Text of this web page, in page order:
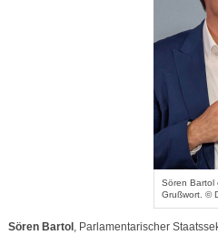
Sören Bartol
Grußwort. ©
Sören Bartol , Parlamentarischer